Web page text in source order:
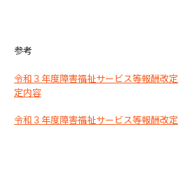
参考
令和３年度障害福祉サービス等報酬改
定内容
令和３年度障害福祉サービス等報酬改